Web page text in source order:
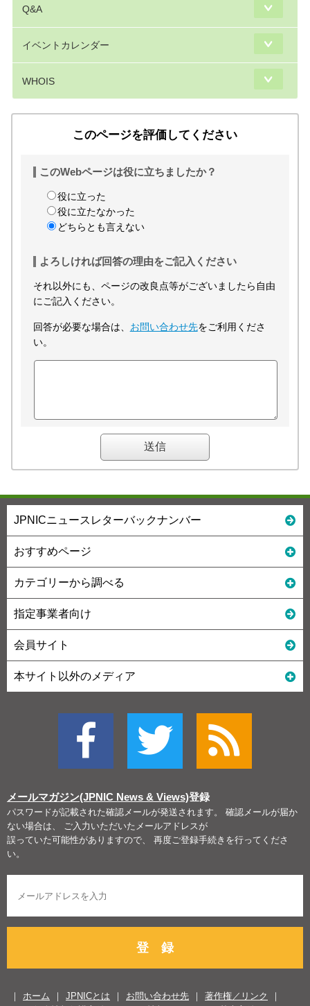
Q&A
イベントカレンダー
WHOIS
このページを評価してください
このWebページは役に立ちましたか？
役に立った
役に立たなかった
どちらとも言えない
よろしければ回答の理由をご記入ください
それ以外にも、ページの改良点等がございましたら自由
にご記入ください。
回答が必要な場合は、 お問い合わせ先をご利用くださ
い。
JPNICニュースレターバックナンバー
おすすめページ
カテゴリーから調べる
指定事業者向け
会員サイト
本サイト以外のメディア
メールマガジン(JPNIC News & Views)登録
パスワードが記載された確認メールが発送されます。 確認メールが届か
ない場合は、 ご入力いただいたメールアドレスが
誤っていた可能性がありますので、 再度ご登録手続きを行ってくださ
い。
登 録
ホーム JPNICとは お問い合わせ先
著作権／リンク